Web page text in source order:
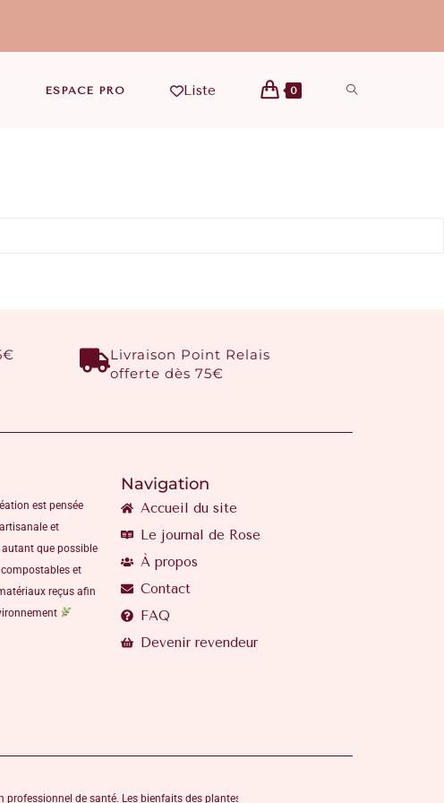
ESPACE PRO Liste 0
Livraison Point Relais
offerte dès 75€
est pensée
et
que possible
et
reçus afin
Navigation
Accueil du site
Le journal de Rose
À propos
Contact
FAQ
Devenir revendeur
de santé. Les bienfaits des plantes,